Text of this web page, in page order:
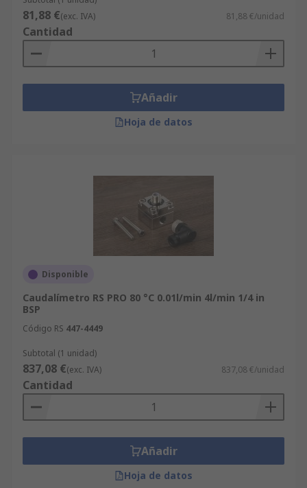
81,88 €(exc. IVA) 81,88 €/unidad
Cantidad
Añadir
Hoja de datos
Disponible
Caudalímetro RS PRO 80 °C 0.01l/min 4l/min 1/4 in
BSP
Código RS 447-4449
Subtotal (1 unidad)
837,08 €(exc. IVA) 837,08 €/unidad
Cantidad
Añadir
Hoja de datos